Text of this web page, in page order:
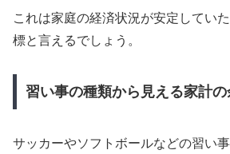
これは家庭の経済状況が安定してい
標と言えるでしょう。
習い事の種類から見える家計
サッカーやソフトボールなどの習い